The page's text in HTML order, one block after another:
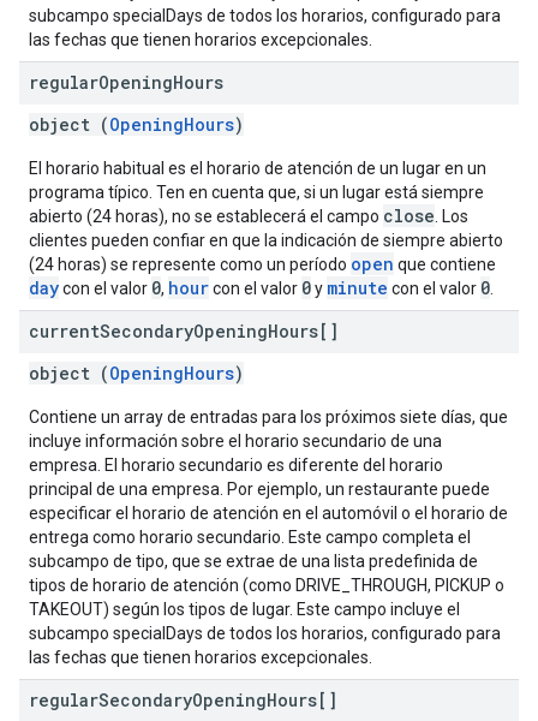
subcampo specialDays de todos los horarios, configurado para
las fechas que tienen horarios excepcionales.
regularOpeningHours
object (OpeningHours)
El horario habitual es el horario de atención de un lugar en un
programa típico. Ten en cuenta que, si un lugar está siempre
abierto (24 horas), no se establecerá el campo close . Los
clientes pueden confiar en que la indicación de siempre abierto
(24 horas) se represente como un período open que contiene
daycon el valor 0, hourcon el valor 0y minute con el valor 0
currentSecondaryOpeningHours[]
object (OpeningHours)
Contiene un array de entradas para los próximos siete días, que
incluye información sobre el horario secundario de una
empresa. El horario secundario es diferente del horario
principal de una empresa. Por ejemplo, un restaurante puede
especificar el horario de atención en el automóvil o el horario de
entrega como horario secundario. Este campo completa el
subcampo de tipo, que se extrae de una lista predefinida de
tipos de horario de atención (como DRIVE_THROUGH, PICKUP o
TAKEOUT) según los tipos de lugar. Este campo incluye el
subcampo specialDays de todos los horarios, configurado para
las fechas que tienen horarios excepcionales.
regularSecondaryOpeningHours[]